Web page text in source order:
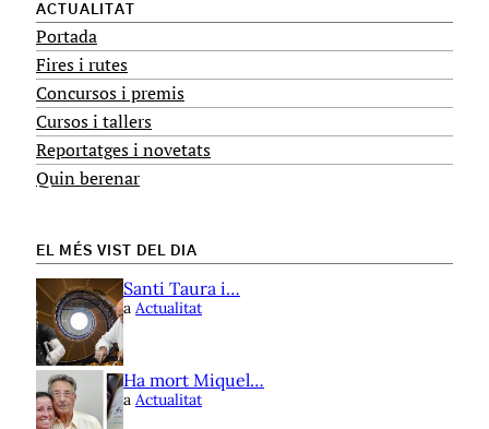
ACTUALITAT
Portada
Fires i rutes
Concursos i premis
Cursos i tallers
Reportatges i novetats
Quin berenar
EL MÉS VIST DEL DIA
Santi Taura i…
a Actualitat
Ha mort Miquel…
a Actualitat